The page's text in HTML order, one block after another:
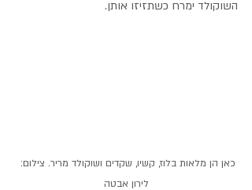
השוקולד ימרח כשתזיזו אותן.
כאן הן מלאות בלוז, קשיו, שקדים ושוקולד מריר. צילום:
לירון אבטה